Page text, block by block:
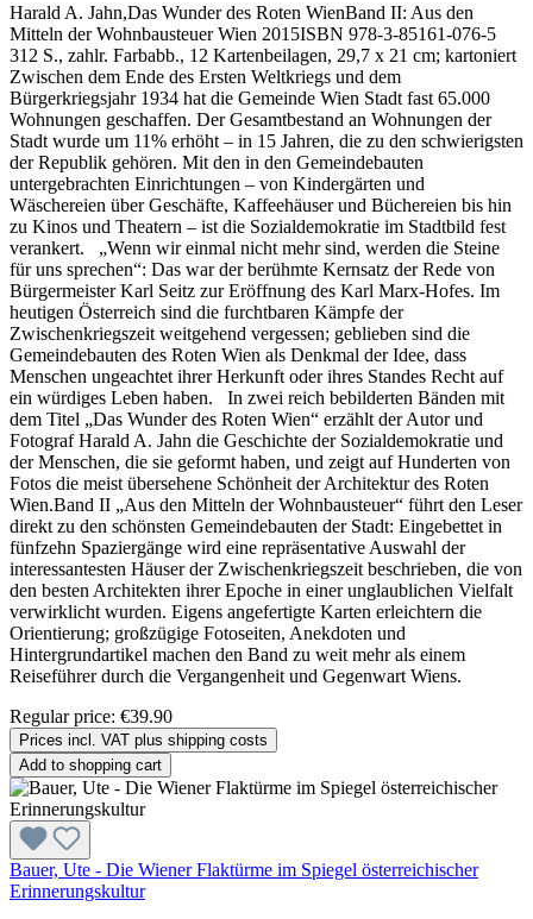
Harald A. Jahn,Das Wunder des Roten WienBand II: Aus den
Mitteln der Wohnbausteuer Wien 2015ISBN 978-3-85161-076-5
312 S., zahlr. Farbabb., 12 Kartenbeilagen, 29,7 x 21 cm; kartoniert
Zwischen dem Ende des Ersten Weltkriegs und dem
Bürgerkriegsjahr 1934 hat die Gemeinde Wien Stadt fast 65.000
Wohnungen geschaffen. Der Gesamtbestand an Wohnungen der
Stadt wurde um 11% erhöht – in 15 Jahren, die zu den schwierigsten
der Republik gehören. Mit den in den Gemeindebauten
untergebrachten Einrichtungen – von Kindergärten und
Wäschereien über Geschäfte, Kaffeehäuser und Büchereien bis hin
zu Kinos und Theatern – ist die Sozialdemokratie im Stadtbild fest
verankert. „Wenn wir einmal nicht mehr sind, werden die Steine
für uns sprechen“: Das war der berühmte Kernsatz der Rede von
Bürgermeister Karl Seitz zur Eröffnung des Karl Marx-Hofes. Im
heutigen Österreich sind die furchtbaren Kämpfe der
Zwischenkriegszeit weitgehend vergessen; geblieben sind die
Gemeindebauten des Roten Wien als Denkmal der Idee, dass
Menschen ungeachtet ihrer Herkunft oder ihres Standes Recht auf
ein würdiges Leben haben. In zwei reich bebilderten Bänden mit
dem Titel „Das Wunder des Roten Wien“ erzählt der Autor und
Fotograf Harald A. Jahn die Geschichte der Sozialdemokratie und
der Menschen, die sie geformt haben, und zeigt auf Hunderten von
Fotos die meist übersehene Schönheit der Architektur des Roten
Wien.Band II „Aus den Mitteln der Wohnbausteuer“ führt den Leser
direkt zu den schönsten Gemeindebauten der Stadt: Eingebettet in
fünfzehn Spaziergänge wird eine repräsentative Auswahl der
interessantesten Häuser der Zwischenkriegszeit beschrieben, die von
den besten Architekten ihrer Epoche in einer unglaublichen Vielfalt
verwirklicht wurden. Eigens angefertigte Karten erleichtern die
Orientierung; großzügige Fotoseiten, Anekdoten und
Hintergrundartikel machen den Band zu weit mehr als einem
Reiseführer durch die Vergangenheit und Gegenwart Wiens.
Regular price: €39.90
Prices incl. VAT plus shipping costs
Add to shopping cart
Bauer, Ute - Die Wiener Flaktürme im Spiegel österreichischer
Erinnerungskultur